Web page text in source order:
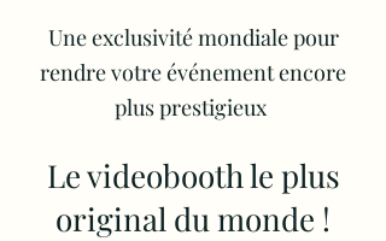
Une exclusivité mondiale pour
rendre votre événement encore
plus prestigieux
Le videobooth le plus
original du monde !